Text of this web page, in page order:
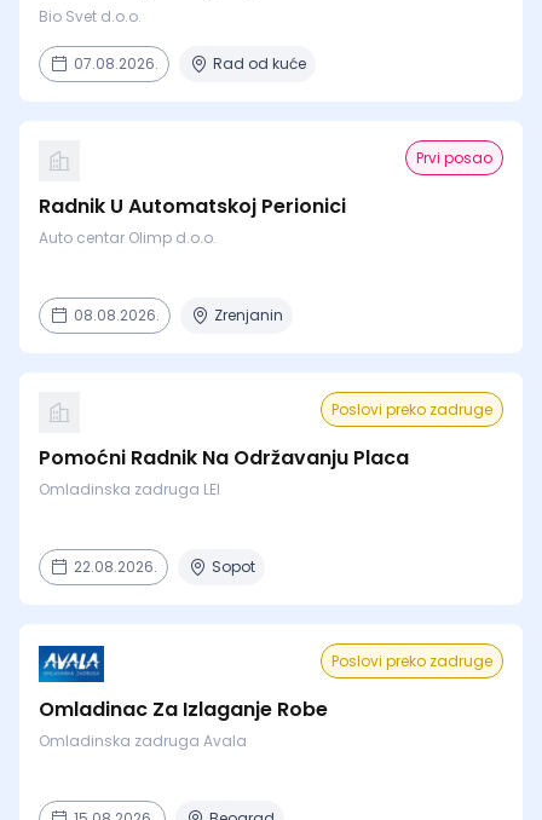
Bio Svet d.o.o.
07.08.2026. Rad od kuće
Prvi posao
Radnik U Automatskoj Perionici
Auto centar Olimp d.o.o.
08.08.2026. Zrenjanin
Poslovi preko zadruge
Pomoćni Radnik Na Održavanju Placa
Omladinska zadruga LEI
22.08.2026. Sopot
Poslovi preko zadruge
Omladinac Za Izlaganje Robe
Omladinska zadruga Avala